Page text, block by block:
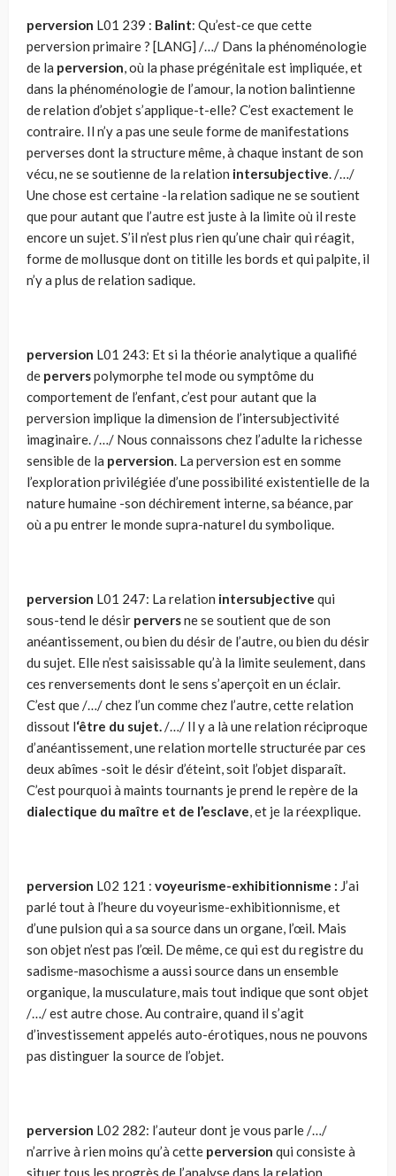
perversion L01 239 : Balint: Qu’est-ce que cette
perversion primaire ? [LANG] /…/ Dans la phénoménologie
de la perversion, où la phase prégénitale est impliquée, et
dans la phénoménologie de l’amour, la notion balintienne
de relation d’objet s’applique-t-elle? C’est exactement le
contraire. Il n’y a pas une seule forme de manifestations
perverses dont la structure même, à chaque instant de son
vécu, ne se soutienne de la relation intersubjective. /…/
Une chose est certaine -la relation sadique ne se soutient
que pour autant que l’autre est juste à la limite où il reste
encore un sujet. S’il n’est plus rien qu’une chair qui réagit,
forme de mollusque dont on titille les bords et qui palpite, il
n’y a plus de relation sadique.
perversion L01 243: Et si la théorie analytique a qualifié
de perverspolymorphe tel mode ou symptôme du
comportement de l’enfant, c’est pour autant que la
perversion implique la dimension de l’intersubjectivité
imaginaire. /…/ Nous connaissons chez l’adulte la richesse
sensible de la perversion. La perversion est en somme
l’exploration privilégiée d’une possibilité existentielle de la
nature humaine -son déchirement interne, sa béance, par
où a pu entrer le monde supra-naturel du symbolique.
perversion L01 247: La relation intersubjective qui
sous-tend le désir perversne se soutient que de son
anéantissement, ou bien du désir de l’autre, ou bien du désir
du sujet. Elle n’est saisissable qu’à la limite seulement, dans
ces renversements dont le sens s’aperçoit en un éclair.
C’est que /…/ chez l’un comme chez l’autre, cette relation
dissout l‘être du sujet./…/ Il y a là une relation réci­proque
d’anéantissement, une relation mortelle structurée par ces
deux abîmes -soit le désir d’éteint, soit l’objet disparaît.
C’est pour­quoi à maints tournants je prend le repère de la
dialectique du maître et de l’esclave, et je la réexplique.
perversion L02 121 : voyeurisme-exhibitionnisme : J’ai
parlé tout à l’heure du voyeurisme-exhibitionnisme, et
d’une pulsion qui a sa source dans un organe, l’œil. Mais
son objet n’est pas l’œil. De même, ce qui est du registre du
sadisme-masochisme a aussi source dans un ensemble
organique, la musculature, mais tout indique que sont objet
/…/ est autre chose. Au contraire, quand il s’agit
d’investissement appelés auto-érotiques, nous ne pouvons
pas distinguer la source de l’objet.
perversion L02 282: l’auteur dont je vous parle /…/
n’arrive à rien moins qu’à cette perversion qui consiste à